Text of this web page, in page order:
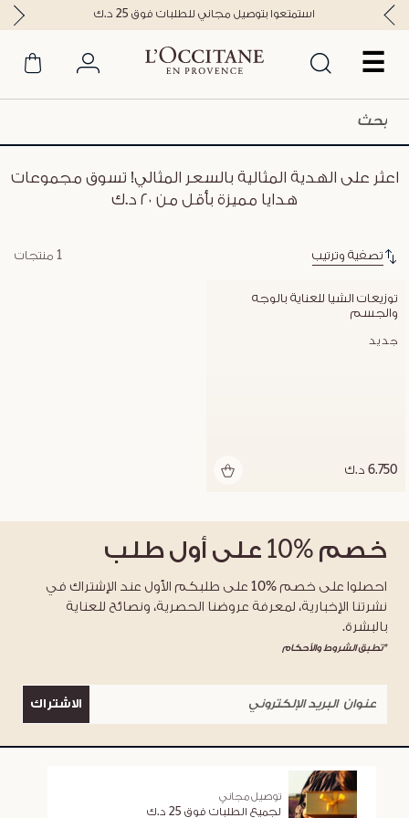
☰
استمتعوا بتوصيل مجاني للطلبات فوق 25 د.ك
اعثر على الهدية المثالية بالسعر المثالي! تسوق مجموعات
هدايا مميزة بأقل من ٢٠ د.ك
تصفية وترتيب 1 منتجات
والجسم
جديد
6.750 د.ك
خصم %10 على أول طلب
احصلوا على خصم %10 على طلبكم الأول عند الإشتراك في
نشرتنا الإخبارية، لمعرفة عروضنا الحصرية، ونصائح للعناية
بالبشرة.
*تطبق الشروط والأحكام
الاشتراك
توصيل مجاني
لجميع الطلبات فوق 25 د.ك